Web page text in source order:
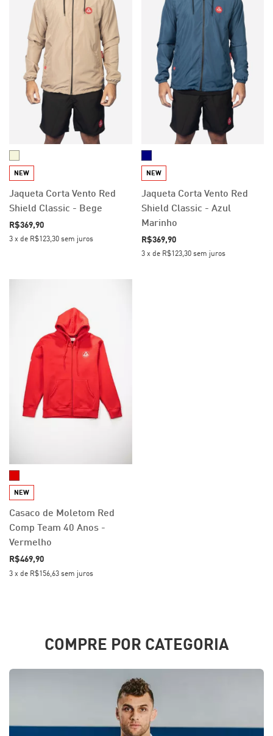
NEW
Jaqueta Corta Vento Red
Shield Classic - Bege
R$369,90
3 x de R$123,30 sem juros
NEW
Jaqueta Corta Vento Red
Shield Classic - Azul
Marinho
R$369,90
3 x de R$123,30 sem juros
NEW
Casaco de Moletom Red
Comp Team 40 Anos -
Vermelho
R$469,90
3 x de R$156,63 sem juros
COMPRE POR CATEGORIA